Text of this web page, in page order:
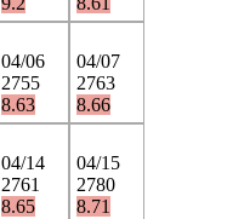
04/06
2755
8.63
04/07
2763
8.66
04/14
2761
8.65
04/15
2780
8.71